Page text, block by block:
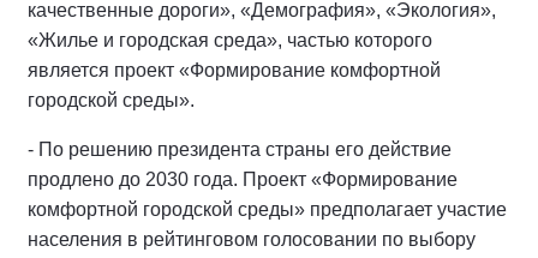
качественные дороги», «Демография», «Экология»,
«Жилье и городская среда», частью которого
является проект «Формирование комфортной
городской среды».
- По решению президента страны его действие
продлено до 2030 года. Проект «Формирование
комфортной городской среды» предполагает участие
населения в рейтинговом голосовании по выбору